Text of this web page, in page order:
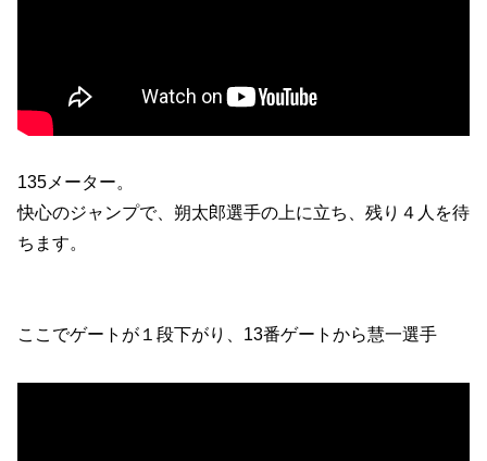
135メーター。
快心のジャンプで、朔太郎選手の上に立ち、残り４人を待
ちます。
ここでゲートが１段下がり、13番ゲートから慧一選手